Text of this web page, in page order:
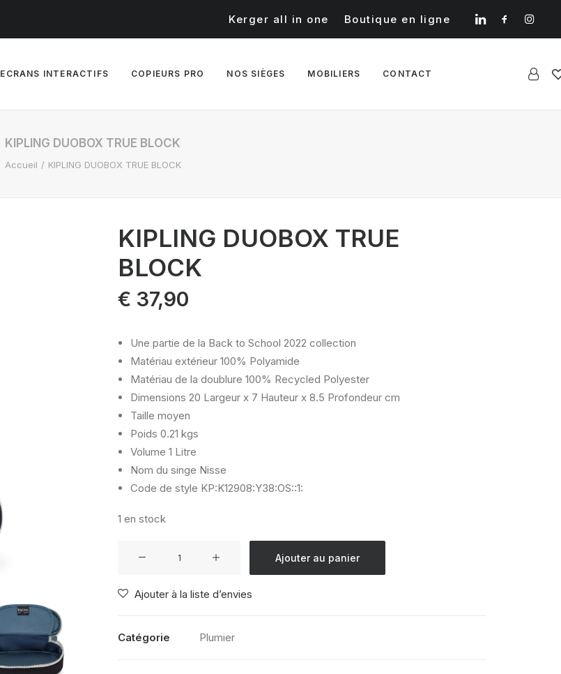
Kerger all in one Boutique en ligne
ECRANS INTERACTIFS COPIEURS PRO NOS SIÈGES MOBILIERS CONTACT
KIPLING DUOBOX TRUE BLOCK
Accueil KIPLING DUOBOX TRUE BLOCK
KIPLING DUOBOX TRUE
BLOCK
€ 37,90
Une partie de la Back to School 2022 collection
Matériau extérieur 100% Polyamide
Matériau de la doublure 100% Recycled Polyester
Dimensions 20 Largeur x 7 Hauteur x 8.5 Profondeur cm
Taille moyen
Poids 0.21 kgs
Volume 1 Litre
Nom du singe Nisse
Code de style KP:K12908:Y38:OS::1:
1 en stock
DUOBOX
BLOCK
Ajouter au panier
Ajouter à la liste d’envies
Catégorie Plumier